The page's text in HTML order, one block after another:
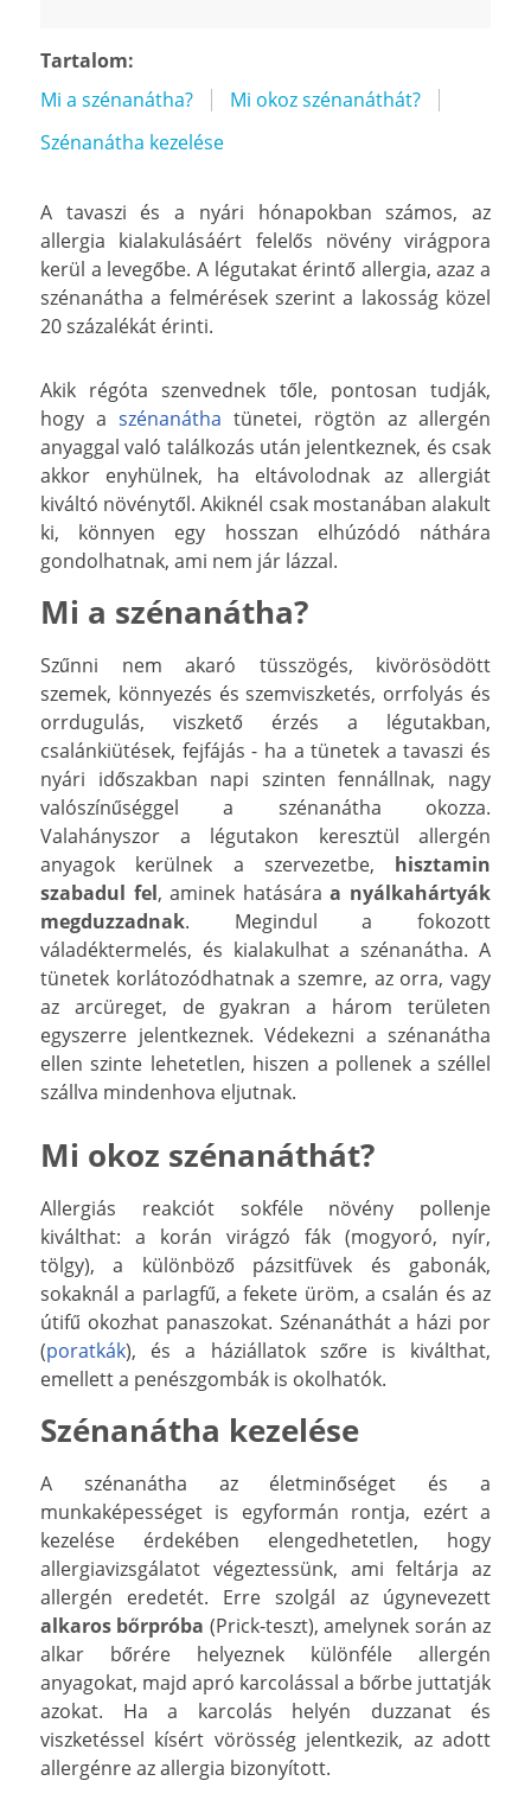
Tartalom:
Mi a szénanátha?
Mi okoz szénanáthát?
Szénanátha kezelése
A tavaszi és a nyári hónapokban számos, az
allergia kialakulásáért felelős növény virágpora
kerül a levegőbe. A légutakat érintő allergia, azaz a
szénanátha a felmérések szerint a lakosság közel
20 százalékát érinti.
Akik régóta szenvednek tőle, pontosan tudják,
hogy a szénanátha tünetei, rögtön az allergén
anyaggal való találkozás után jelentkeznek, és csak
akkor enyhülnek, ha eltávolodnak az allergiát
kiváltó növénytől. Akiknél csak mostanában alakult
ki, könnyen egy hosszan elhúzódó náthára
gondolhatnak, ami nem jár lázzal.
Mi a szénanátha?
Szűnni nem akaró tüsszögés, kivörösödött
szemek, könnyezés és szemviszketés, orrfolyás és
orrdugulás, viszkető érzés a légutakban,
csalánkiütések, fejfájás - ha a tünetek a tavaszi és
nyári időszakban napi szinten fennállnak, nagy
valószínűséggel a szénanátha okozza.
Valahányszor a légutakon keresztül allergén
anyagok kerülnek a szervezetbe, hisztamin
szabadul fel, aminek hatásáraa nyálkahártyák
megduzzadnak. Megindul a fokozott
váladéktermelés, és kialakulhat a szénanátha. A
tünetek korlátozódhatnak a szemre, az orra, vagy
az arcüreget, de gyakran a három területen
egyszerre jelentkeznek. Védekezni a szénanátha
ellen szinte lehetetlen, hiszen a pollenek a széllel
szállva mindenhova eljutnak.
Mi okoz szénanáthát?
Allergiás reakciót sokféle növény pollenje
kiválthat: a korán virágzó fák (mogyoró, nyír,
tölgy), a különböző pázsitfüvek és gabonák,
sokaknál a parlagfű, a fekete üröm, a csalán és az
útifű okozhat panaszokat. Szénanáthát a házi por
(poratkák), és a háziállatok szőre is kiválthat,
emellett a penészgombák is okolhatók.
Szénanátha kezelése
A szénanátha az életminőséget és a
munkaképességet is egyformán rontja, ezért a
kezelése érdekében elengedhetetlen, hogy
allergiavizsgálatot végeztessünk, ami feltárja az
allergén eredetét. Erre szolgál az úgynevezett
alkaros bőrpróba (Prick-teszt), amelynek során az
alkar bőrére helyeznek különféle allergén
anyagokat, majd apró karcolással a bőrbe juttatják
azokat. Ha a karcolás helyén duzzanat és
viszketéssel kísért vörösség jelentkezik, az adott
allergénre az allergia bizonyított.